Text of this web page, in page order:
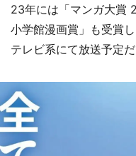
23年には「マンガ大賞
小学館漫画賞」も受賞
テレビ系にて放送予定だ